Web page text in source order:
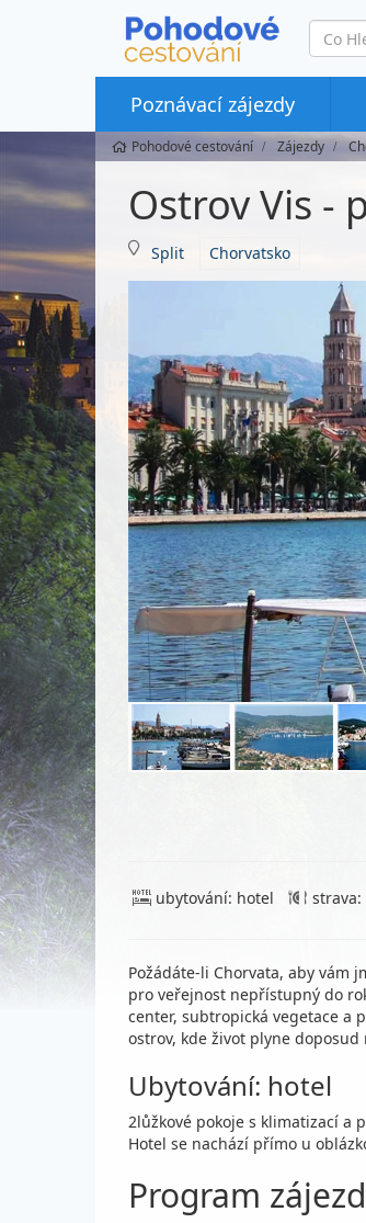
co
hledáte
Poznávací zájezdy
Pohodové cestování Zájezdy
Ostrov Vis -
Split Chorvatsko
ubytování: hotel
Požádáte-li Chorvata, aby vám
pro veřejnost nepřístupný do
center, subtropická vegetace a
ostrov, kde život plyne
Ubytování: hotel
2lůžkové pokoje s klimatizací a
Hotel se nachází přímo u
Program